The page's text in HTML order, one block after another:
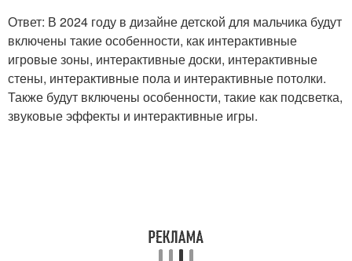
Ответ: В 2024 году в дизайне детской для мальчика будут
включены такие особенности, как интерактивные
игровые зоны, интерактивные доски, интерактивные
стены, интерактивные пола и интерактивные потолки.
Также будут включены особенности, такие как подсветка,
звуковые эффекты и интерактивные игры.